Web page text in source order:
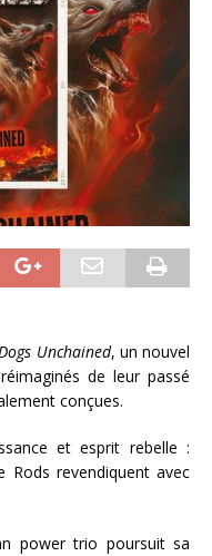
Unchained, un nouvel
de leur passé
conçues.
et esprit rebelle :
Rods revendiquent avec
power trio poursuit sa